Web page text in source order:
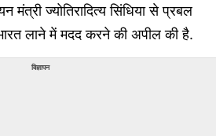
मंत्री ज्योतिरादित्य सिंधिया से प्रबल
लाने में मदद करने की अपील की है.
विज्ञापन